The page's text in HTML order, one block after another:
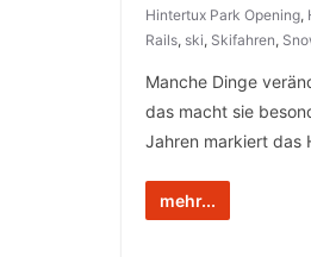
Hintertux Park Opening,
Rails, ski, Skifahren,
Manche Dinge
das macht sie
Jahren markiert das
mehr...